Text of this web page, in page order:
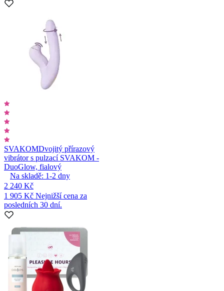
SVAKOMDvojitý přírazový
vibrátor s pulzací SVAKOM -
DuoGlow, fialový
Na skladě: 1-2 dny
2 240 Kč
1 905 Kč Nejnižší cena za
posledních 30 dní.